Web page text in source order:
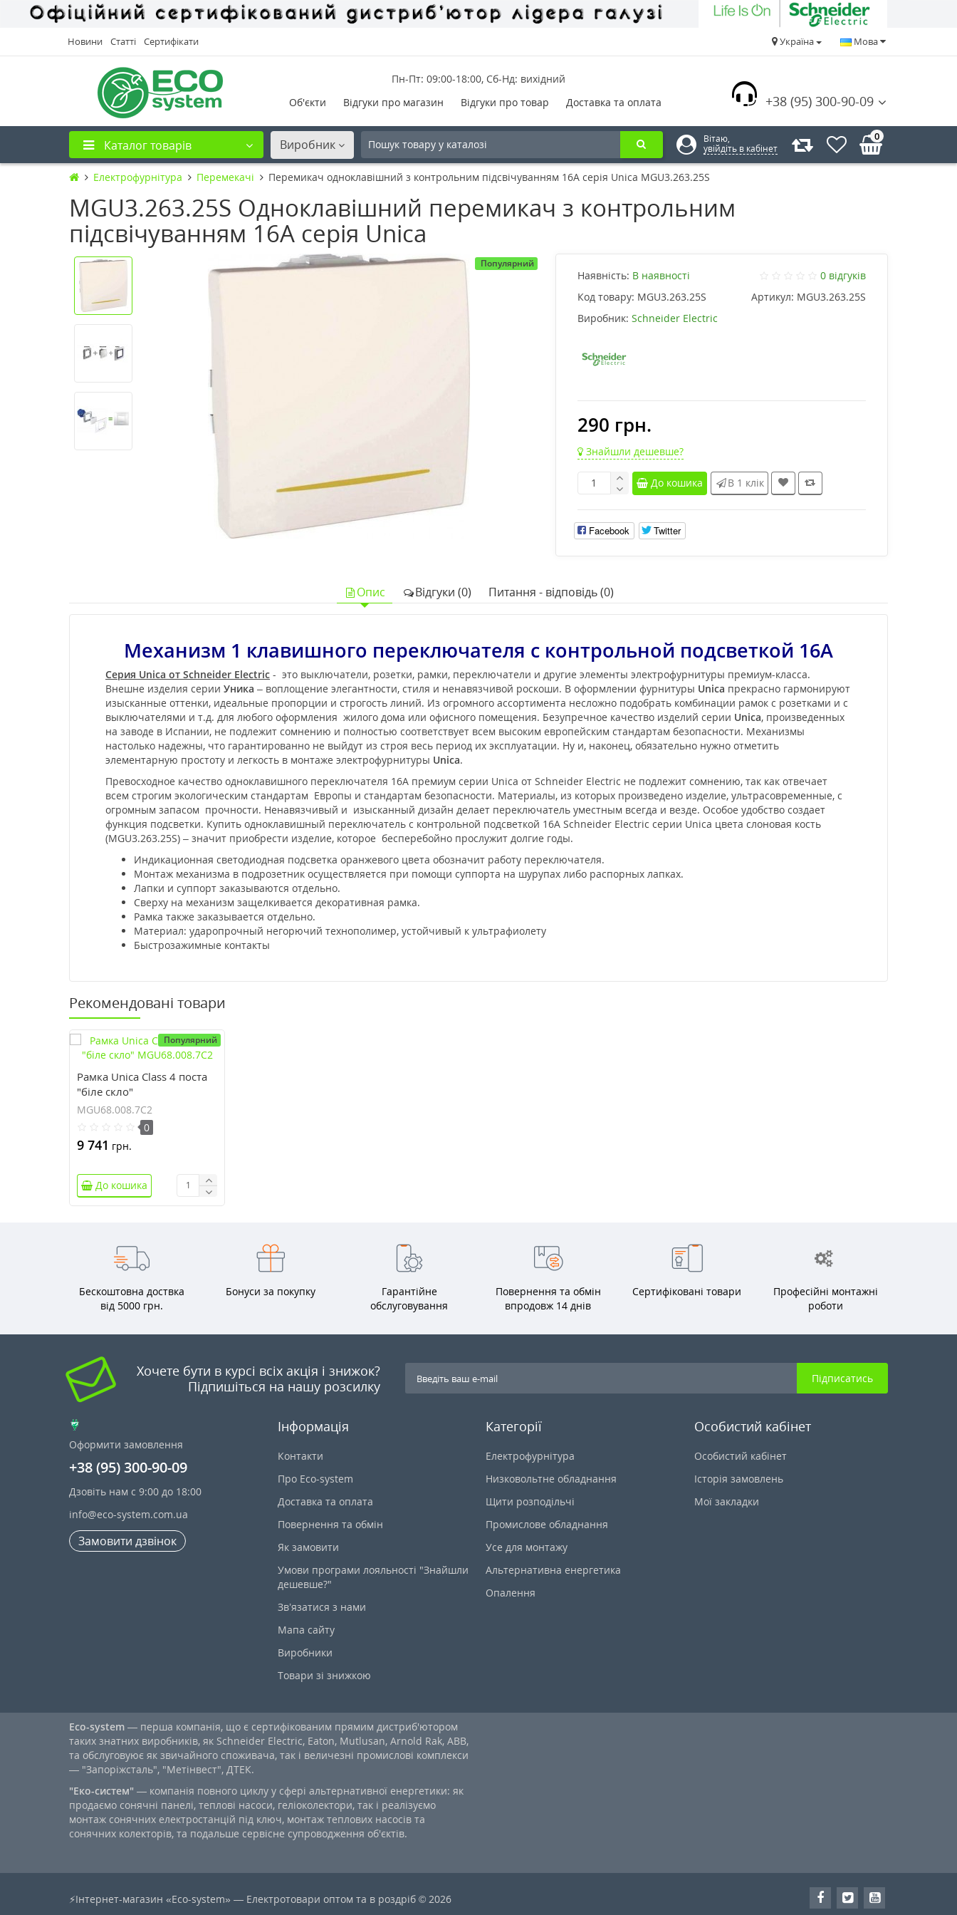
Новини Статті Сертифікати Мова
Україна
+38 (95) 300-90-09
Пн-Пт: 09:00-18:00, Сб-Нд: вихідний
Об'єкти
Відгуки про магазин Відгуки про товар Доставка та оплата
Каталог товарів Виробник
Вітаю,
увійдіть в кабінет
0
Електрофурнітура Перемекачі Перемикач одноклавішний з контрольним підсвічуванням 16А серія Unica MGU3.263.25S
MGU3.263.25S Одноклавішний перемикач з контрольним
підсвічуванням 16А серія Unica
Популярний
Наявність: В наявності
0 відгуків
Код товару: MGU3.263.25S Артикул: MGU3.263.25S
Виробник: Schneider Electric
290 грн.
Знайшли дешевше?
До кошика В 1 клік
Facebook Twitter
Опис Відгуки (0) Питання - відповідь (0)
Механизм 1 клавишного переключателя с контрольной подсветкой 16А
Серия Unica от Schneider Electric - это выключатели, розетки, рамки, переключатели и другие элементы электрофурнитуры премиум-класса.
Внешне изделия серии Уника – воплощение элегантности, стиля и ненавязчивой роскоши. В оформлении фурнитуры Unica прекрасно гармонируют
изысканные оттенки, идеальные пропорции и строгость линий. Из огромного ассортимента несложно подобрать комбинации рамок с розетками и с
выключателями и т.д. для любого оформления жилого дома или офисного помещения. Безупречное качество изделий серии Unica, произведенных
на заводе в Испании, не подлежит сомнению и полностью соответствует всем высоким европейским стандартам безопасности. Механизмы
настолько надежны, что гарантированно не выйдут из строя весь период их эксплуатации. Ну и, наконец, обязательно нужно отметить
элементарную простоту и легкость в монтаже электрофурнитуры Unica.
Превосходное качество одноклавишного переключателя 16А премиум серии Unica от Schneider Electric не подлежит сомнению, так как отвечает
всем строгим экологическим стандартам Европы и стандартам безопасности. Материалы, из которых произведено изделие, ультрасовременные, с
огромным запасом прочности. Ненавязчивый и изысканный дизайн делает переключатель уместным всегда и везде. Особое удобство создает
функция подсветки. Купить одноклавишный переключатель с контрольной подсветкой 16А Schneider Electric серии Unica цвета слоновая кость
(MGU3.263.25S) – значит приобрести изделие, которое бесперебойно прослужит долгие годы.
Индикационная светодиодная подсветка оранжевого цвета обозначит работу переключателя.
Монтаж механизма в подрозетник осуществляется при помощи суппорта на шурупах либо распорных лапках.
Лапки и суппорт заказываются отдельно.
Сверху на механизм защелкивается декоративная рамка.
Рамка также заказывается отдельно.
Материал: ударопрочный негорючий технополимер, устойчивый к ультрафиолету
Быстрозажимные контакты
Рекомендовані товари
Популярний
Рамка Unica Class 4 поста
"біле скло"
MGU68.008.7C2
MGU68.008.7C2
0
9 741 грн.
До кошика
Бескоштовна доствка
від 5000 грн.
Бонуси за покупку
Гарантійне
обслуговування
Повернення та обмін
впродовж 14 днів
Сертифіковані товари
Професійні монтажні
роботи
Хочете бути в курсі всіх акція і знижок?
Підпишіться на нашу розсилку
Підписатись
Оформити замовлення
+38 (95) 300-90-09
Дзовіть нам с 9:00 до 18:00
info@eco-system.com.ua
Замовити дзвінок
Інформація
Контакти
Про Eco-system
Доставка та оплата
Повернення та обмін
Як замовити
Умови програми лояльності "Знайшли
дешевше?"
Зв’язатися з нами
Мапа сайту
Виробники
Товари зі знижкою
Категорії
Електрофурнітура
Низковольтне обладнання
Щити розподільчі
Промислове обладнання
Усе для монтажу
Альтернативна енергетика
Опалення
Особистий кабінет
Особистий кабінет
Історія замовлень
Мої закладки
Eco-system — перша компанія, що є сертифікованим прямим дистриб'ютором
таких знатних виробників, як Schneider Electric, Eaton, Mutlusan, Arnold Rak, ABB,
та обслуговуює як звичайного споживача, так і величезні промислові комплекси
— "Запоріжсталь", "Метінвест", ДТЕК.
"Еко-систем" — компанія повного циклу у сфері альтернативної енергетики: як
продаємо сонячні панелі, теплові насоси, геліоколектори, так і реалізуємо
монтаж сонячних електростанцій під ключ, монтаж теплових насосів та
сонячних колекторів, та подальше сервісне супроводження об'єктів.
⚡Інтернет-магазин «Eco-system» — Електротовари оптом та в роздріб © 2026